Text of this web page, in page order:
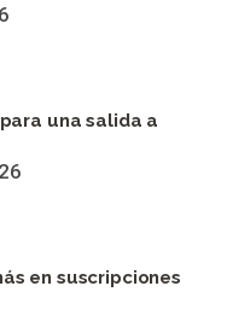
una salida a
en suscripciones